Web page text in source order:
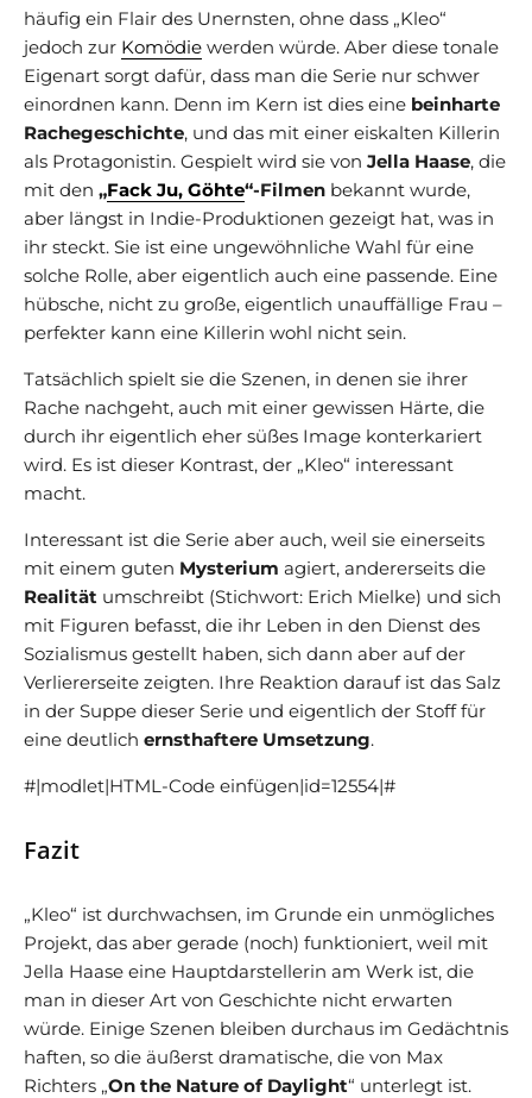
häufig ein Flair des Unernsten, ohne dass „Kleo“
jedoch zur Komödie werden würde. Aber diese tonale
Eigenart sorgt dafür, dass man die Serie nur schwer
einordnen kann. Denn im Kern ist dies eine beinharte
Rachegeschichte, und das mit einer eiskalten Killerin
als Protagonistin. Gespielt wird sie von Jella Haase, die
mit den „Fack Ju, Göhte“-Filmen bekannt wurde,
aber längst in Indie-Produktionen gezeigt hat, was in
ihr steckt. Sie ist eine ungewöhnliche Wahl für eine
solche Rolle, aber eigentlich auch eine passende. Eine
hübsche, nicht zu große, eigentlich unauffällige Frau –
perfekter kann eine Killerin wohl nicht sein.
Tatsächlich spielt sie die Szenen, in denen sie ihrer
Rache nachgeht, auch mit einer gewissen Härte, die
durch ihr eigentlich eher süßes Image konterkariert
wird. Es ist dieser Kontrast, der „Kleo“ interessant
macht.
Interessant ist die Serie aber auch, weil sie einerseits
mit einem guten Mysterium agiert, andererseits die
Realität umschreibt (Stichwort: Erich Mielke) und sich
mit Figuren befasst, die ihr Leben in den Dienst des
Sozialismus gestellt haben, sich dann aber auf der
Verliererseite zeigten. Ihre Reaktion darauf ist das Salz
in der Suppe dieser Serie und eigentlich der Stoff für
eine deutlich ernsthaftere Umsetzung.
#|modlet|HTML-Code einfügen|id=12554|#
Fazit
„Kleo“ ist durchwachsen, im Grunde ein unmögliches
Projekt, das aber gerade (noch) funktioniert, weil mit
Jella Haase eine Hauptdarstellerin am Werk ist, die
man in dieser Art von Geschichte nicht erwarten
würde. Einige Szenen bleiben durchaus im Gedächtnis
haften, so die äußerst dramatische, die von Max
Richters „On the Nature of Daylight“ unterlegt ist.